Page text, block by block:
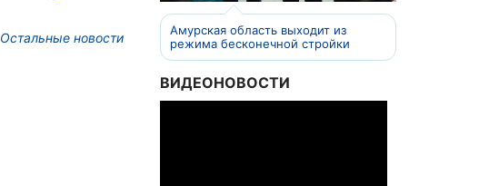
Остальные новости
Амурская область выходит из
режима бесконечной стройки
ВИДЕОНОВОСТИ